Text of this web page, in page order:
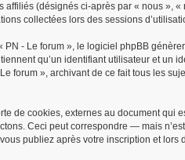
(désignés ci-après par « nous »,
collectées lors des sessions
- Le forum », le logiciel phpBB
qu’un identifiant utilisateur et un
», archivant de ce fait tous les
de cookies, externes au document
Ceci peut correspondre — mais
publiez après votre inscription et